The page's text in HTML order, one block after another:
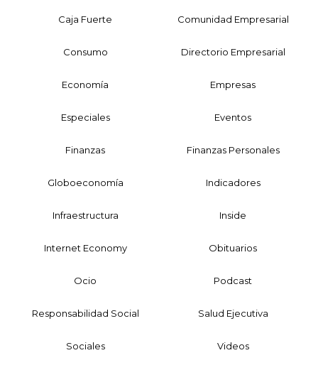
Caja Fuerte Comunidad Empresarial
Consumo Directorio Empresarial
Economía Empresas
Especiales Eventos
Finanzas Finanzas Personales
Globoeconomía Indicadores
Infraestructura Inside
Internet Economy Obituarios
Ocio Podcast
Responsabilidad Social Salud Ejecutiva
Sociales Videos